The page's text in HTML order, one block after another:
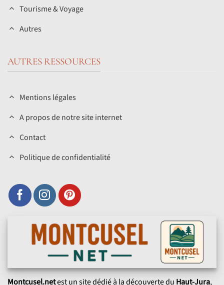
Tourisme & Voyage
Autres
AUTRES RESSOURCES
Mentions légales
A propos de notre site internet
Contact
Politique de confidentialité
Montcusel.netest un site dédié à la découverte du Haut-Jura,